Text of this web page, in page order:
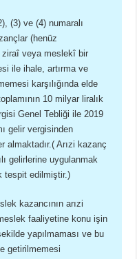
(3) ve (4) numaralı
(henüz
ziraî veya meslekî bir
ile ihale, artırma ve
karşılığında elde
10 milyar liralık
Genel Tebliği ile 2019
gelir vergisinden
almaktadır.( Arızi kazanç
gelirlerine uygulanmak
tespit edilmiştir.)
kazancının arızi
faaliyetine konu işin
yapılmaması ve bu
getirilmemesi